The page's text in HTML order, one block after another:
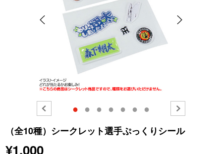
● ● ● ● ● ● ●
（全10種）シークレット選手ぷっくりシール
¥1,000